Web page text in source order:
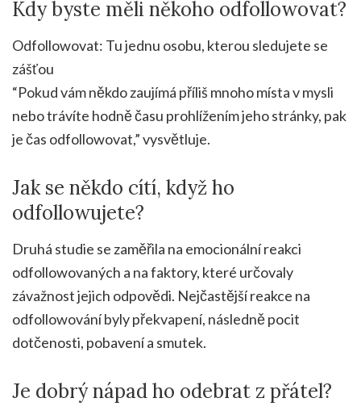
Kdy byste měli někoho odfollowovat?
Odfollowovat: Tu jednu osobu, kterou sledujete se
zášťou
“Pokud vám někdo zaujímá příliš mnoho místa v mysli
nebo trávíte hodně času prohlížením jeho stránky, pak
je čas odfollowovat,” vysvětluje.
Jak se někdo cítí, když ho
odfollowujete?
Druhá studie se zaměřila na emocionální reakci
odfollowovaných a na faktory, které určovaly
závažnost jejich odpovědi. Nejčastější reakce na
odfollowování byly překvapení, následně pocit
dotčenosti, pobavení a smutek.
Je dobrý nápad ho odebrat z přátel?